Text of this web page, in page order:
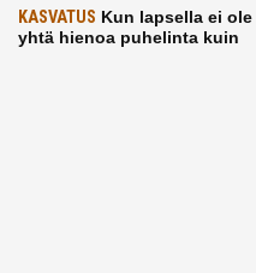
KASVATUS Kun lapsella ei ole
yhtä hienoa puhelinta kuin